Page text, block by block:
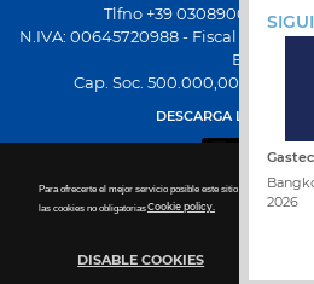
Para ofrecerte el mejor servicio posible este sitio utiliza las
las cookies no obligatoriasCookie policy.
DISABLE COOKIES
Tlfno +39 0308900145 Fax
N.IVA: 00645720988 - Fiscal Code:
BS-258271
Cap. Soc. 500.000,00 €
DESCARGA LA NUEVA
2026